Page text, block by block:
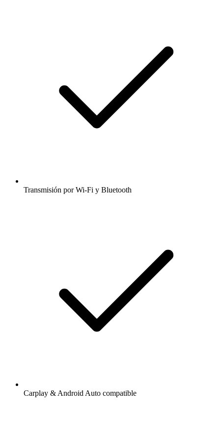
Transmisión por Wi-Fi y Bluetooth
Carplay & Android Auto compatible